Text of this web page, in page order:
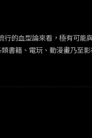
，因為日本（或日本觀眾
幌市民聆聽電台廣播，
以隨性的發揮...真的很有
的筆者，私心希望台灣傳
的血型論來看，極有可能
書籍、電玩、動漫畫乃至
故事內容也深究電視和
ル，指稱粉絲對其抱有戀
強化網路負面攻擊的力
了木村花母親的關切，指